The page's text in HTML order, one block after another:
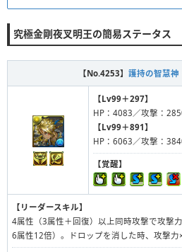
究極金剛夜叉明王の簡易ステータス
【No.4253】 護持の智慧神
【Lv99＋297】
HP：4083／攻撃：
【Lv99＋891】
HP：6063／攻撃：
【覚醒】
【リーダースキル】
4属性（3属性＋回復）以上同時攻撃で攻撃
6属性12倍）。ドロップを消した時、攻撃力